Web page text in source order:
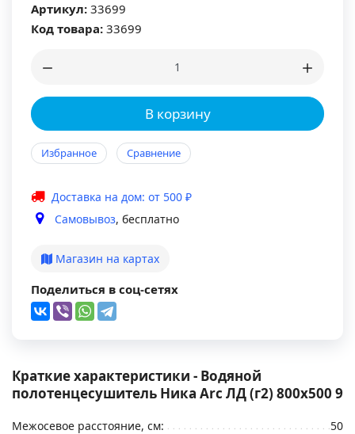
Артикул: 33699
Код товара: 33699
В корзину
Избранное Сравнение
Доставка на дом: от 500 ₽
Самовывоз, бесплатно
Магазин на картах
Поделиться в соц-сетях
Краткие характеристики - Водяной
полотенцесушитель Ника Arc ЛД (г2) 800x500 9
Межосевое расстояние, см:
50